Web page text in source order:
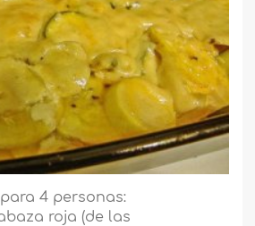
4 personas:
roja (de las